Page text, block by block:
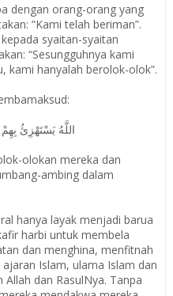
dengan orang-orang yang
“Kami telah beriman”.
syaitan-syaitan
“Sesungguhnya kami
kami hanyalah berolok-olok”.
اللَّهُ يَسْتَهْزِئُ
olokan mereka dan
ambing dalam
hanya layak menjadi barua
harbi untuk membela
dan menghina, menfitnah
Islam, ulama Islam dan
dan RasulNya. Tanpa